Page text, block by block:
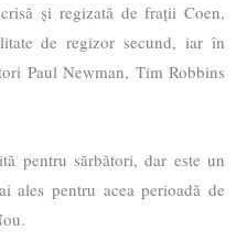
și regizată de frații Coen,
de regizor secund, iar în
Paul Newman, Tim Robbins
pentru sărbători, dar este un
pentru acea perioadă de